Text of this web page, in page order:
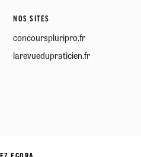
NOS SITES
concourspluripro.fr
larevuedupraticien.fr